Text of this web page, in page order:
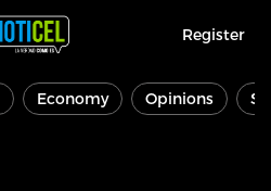
Register
Economy Opinions